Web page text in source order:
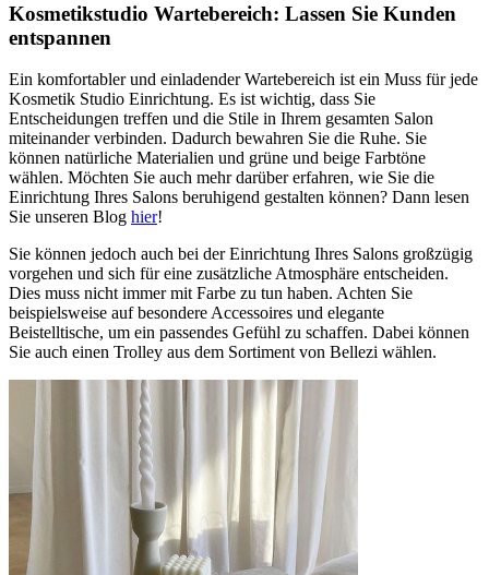
Kosmetikstudio Wartebereich: Lassen Sie Kunden
entspannen
Ein komfortabler und einladender Wartebereich ist ein Muss für jede
Kosmetik Studio Einrichtung. Es ist wichtig, dass Sie
Entscheidungen treffen und die Stile in Ihrem gesamten Salon
miteinander verbinden. Dadurch bewahren Sie die Ruhe. Sie
können natürliche Materialien und grüne und beige Farbtöne
wählen. Möchten Sie auch mehr darüber erfahren, wie Sie die
Einrichtung Ihres Salons beruhigend gestalten können? Dann lesen
Sie unseren Blog hier!
Sie können jedoch auch bei der Einrichtung Ihres Salons großzügig
vorgehen und sich für eine zusätzliche Atmosphäre entscheiden.
Dies muss nicht immer mit Farbe zu tun haben. Achten Sie
beispielsweise auf besondere Accessoires und elegante
Beistelltische, um ein passendes Gefühl zu schaffen. Dabei können
Sie auch einen Trolley aus dem Sortiment von Bellezi wählen.